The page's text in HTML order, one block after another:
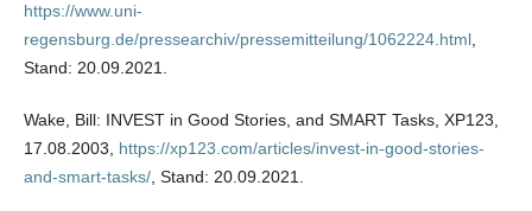
https://www.uni-
regensburg.de/pressearchiv/pressemitteilung/1062224.html,
Stand: 20.09.2021.
Wake, Bill: INVEST in Good Stories, and SMART Tasks, XP123,
17.08.2003, https://xp123.com/articles/invest-in-good-stories-
and-smart-tasks/, Stand: 20.09.2021.